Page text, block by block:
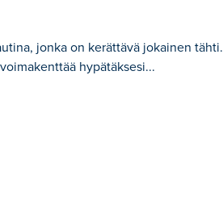
jonka on kerättävä jokainen tähti.
hypätäksesi...